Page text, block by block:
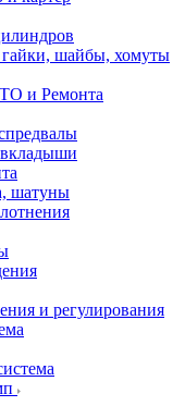
шайбы, хомуты
и Ремонта
шатуны
и регулирования